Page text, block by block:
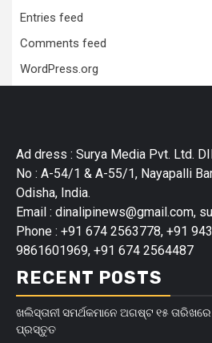
Entries feed
Comments feed
WordPress.org
Ad dress : Surya Media Pvt. Ltd.
No : A-54/1 & A-55/1, Nayapalli
Odisha, India.
Email : dinalipinews@gmail.com,
Phone : +91 674 2563778, +91
9861601969, +91 674 2564487
RECENT POSTS
ଖଲିସ୍ତାନୀ ସମର୍ଥକମାନେ ଅଗଷ୍ଟ ୧୫
ପ୍ରସ୍ତୁତ